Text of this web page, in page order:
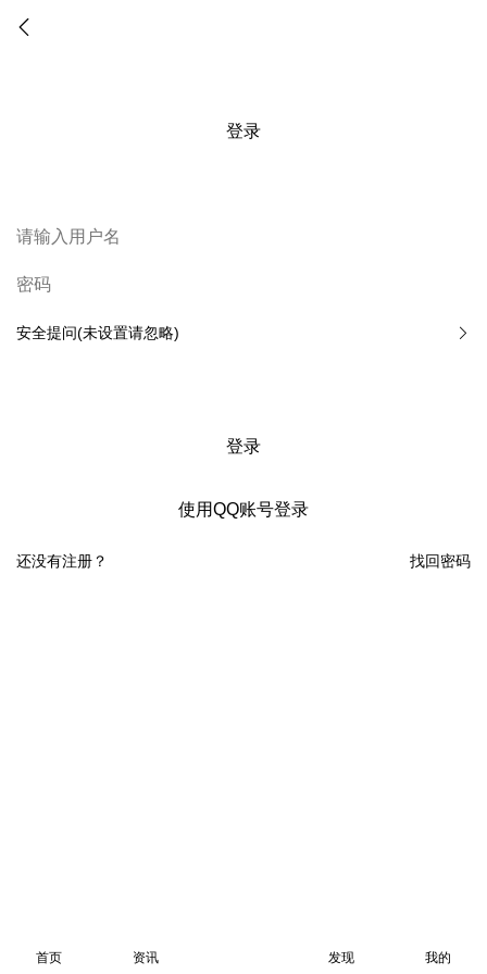
登录
安全提问(未设置请忽略)
登录
使用QQ账号登录
找回密码
还没有注册？
首页 资讯 发现 我的